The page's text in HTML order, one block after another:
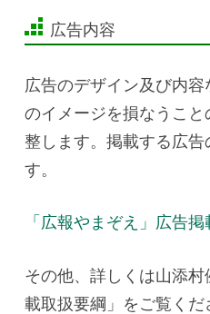
広告内容
広告のデザイン及び内容
のイメージを損なうこ
整します。掲載する広告
す。
「広報やまぞえ」広告
その他、詳しくは山添
載取扱要綱」をご覧くだ